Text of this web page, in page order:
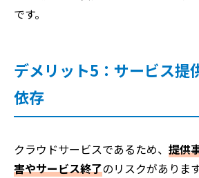
です。
デメリット5：サービス提
依存
クラウドサービスであるため、 提供
害やサービス終了のリスクがありま